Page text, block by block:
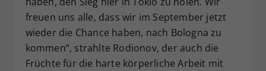
freuen uns alle, dass wir im September jetzt
wieder die Chance haben, nach Bologna zu
kommen“, strahlte Rodionov, der auch die
Früchte für die harte körperliche Arbeit mit